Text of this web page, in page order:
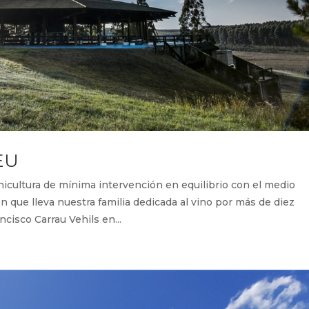
de mínima intervención en equilibrio con el medio
que lleva nuestra familia dedicada al vino por más de diez
Carrau Vehils en...